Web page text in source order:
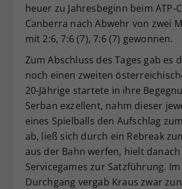
heuer zu Jahresbeginn beim ATP-
Canberra nach Abwehr von zwei
mit 2:6, 7:6 (7), 7:6 (7) gewonnen.
Zum Abschluss des Tages gab es
noch einen zweiten
20-Jährige startete in ihre
Serban exzellent, nahm dieser
eines Spielballs den Aufschlag
ab, ließ sich durch ein Rebreak
aus der Bahn werfen, hielt
Servicegames zur Satzführung.
Durchgang vergab Kraus zwar